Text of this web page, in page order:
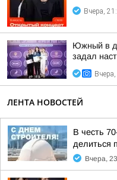
Вчера,
Южный в
задал
ЛЕНТА НОВОСТЕЙ
В честь
делиться
Вчера,